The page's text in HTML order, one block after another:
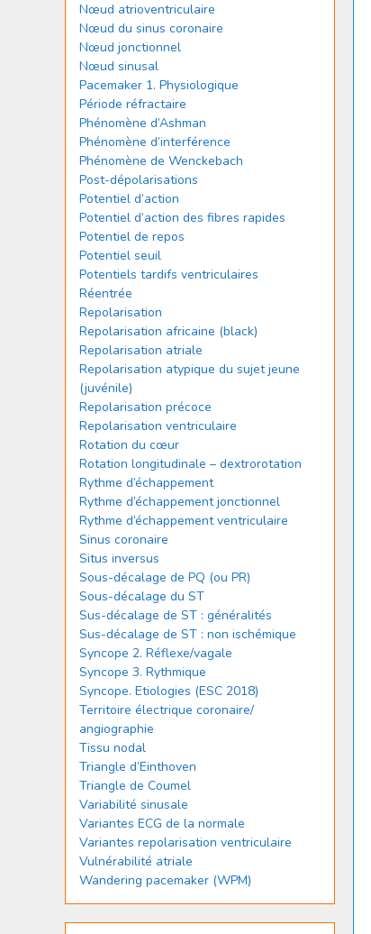
Nœud atrioventriculaire
Nœud du sinus coronaire
Nœud jonctionnel
Nœud sinusal
Pacemaker 1. Physiologique
Période réfractaire
Phénomène d’Ashman
Phénomène d’interférence
Phénomène de Wenckebach
Post-dépolarisations
Potentiel d’action
Potentiel d’action des fibres rapides
Potentiel de repos
Potentiel seuil
Potentiels tardifs ventriculaires
Réentrée
Repolarisation
Repolarisation africaine (black)
Repolarisation atriale
Repolarisation atypique du sujet jeune
(juvénile)
Repolarisation précoce
Repolarisation ventriculaire
Rotation du cœur
Rotation longitudinale – dextrorotation
Rythme d’échappement
Rythme d’échappement jonctionnel
Rythme d’échappement ventriculaire
Sinus coronaire
Situs inversus
Sous-décalage de PQ (ou PR)
Sous-décalage du ST
Sus-décalage de ST : généralités
Sus-décalage de ST : non ischémique
Syncope 2. Réflexe/vagale
Syncope 3. Rythmique
Syncope. Etiologies (ESC 2018)
Territoire électrique coronaire/
angiographie
Tissu nodal
Triangle d’Einthoven
Triangle de Coumel
Variabilité sinusale
Variantes ECG de la normale
Variantes repolarisation ventriculaire
Vulnérabilité atriale
Wandering pacemaker (WPM)